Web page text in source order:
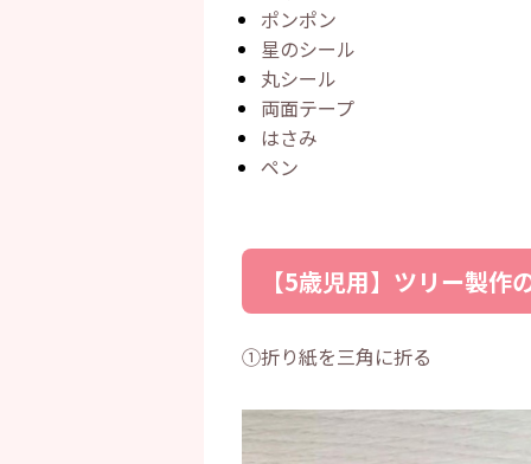
ポンポン
星のシール
丸シール
両面テープ
はさみ
ペン
【5歳児用】ツリー製作
①折り紙を三角に折る